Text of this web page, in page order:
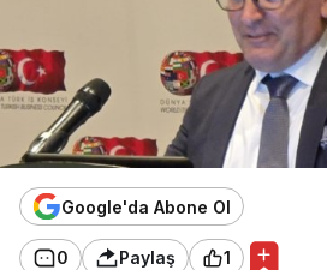
Google'da Abone Ol
0 Paylaş 1